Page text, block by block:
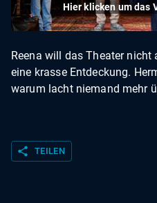
Hier klicken um das
Reena will das Theater
eine krasse Entdeckung.
warum lacht niemand mehr
share TEILEN